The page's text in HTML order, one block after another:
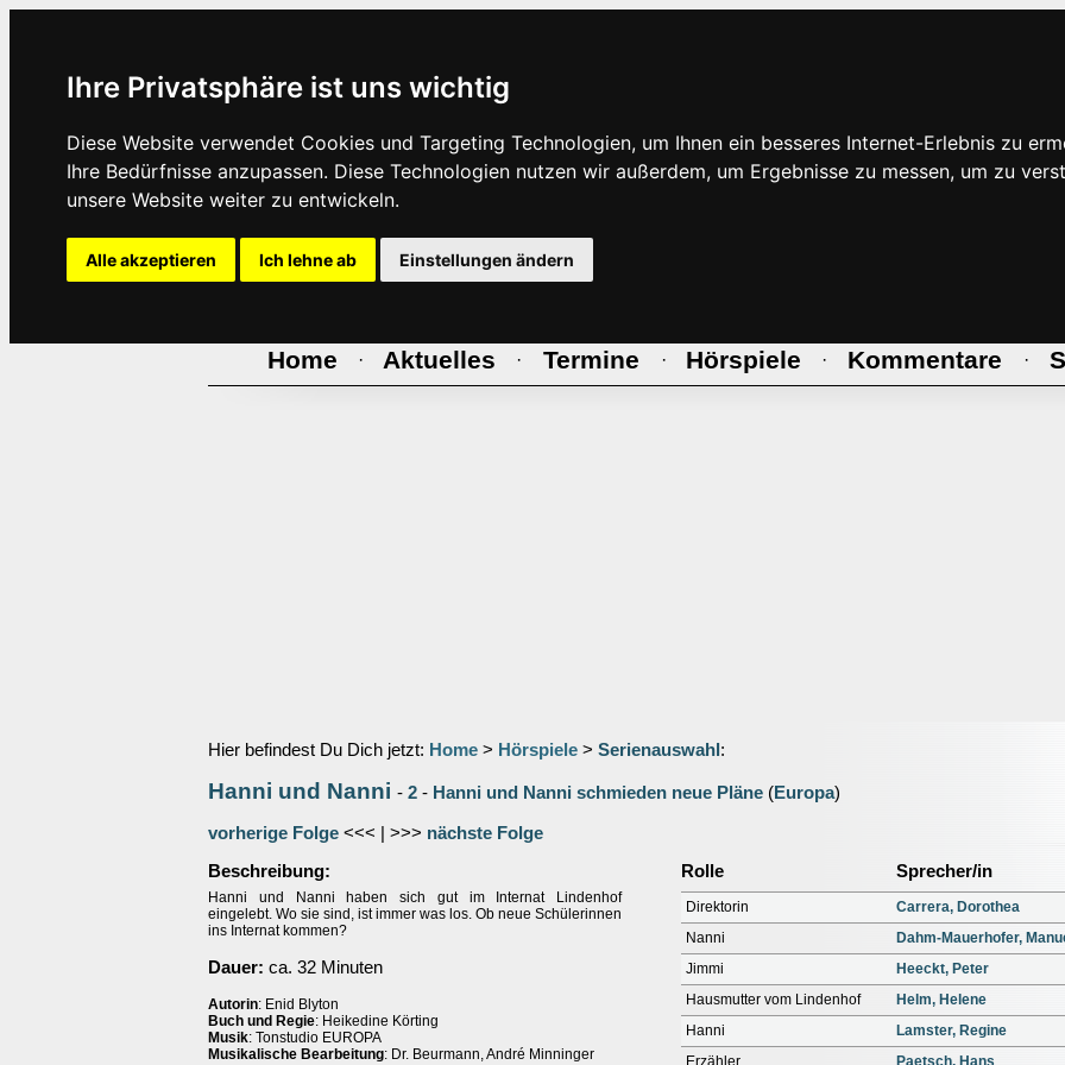
Ihre Privatsphäre ist uns wichtig
Diese Website verwendet Cookies und Targeting Technologien, um Ihnen ein besseres Internet-Erlebnis zu
Ihre Bedürfnisse anzupassen. Diese Technologien nutzen wir außerdem, um Ergebnisse zu messen, um zu
unsere Website weiter zu entwickeln.
Alle akzeptieren Ich lehne ab Einstellungen ändern
Home · Aktuelles · Termine · Hörspiele · Kommentare ·
Hier befindest Du Dich jetzt: Home > Hörspiele > Serienauswahl :
Hanni und Nanni - 2 - Hanni und Nanni schmieden neue Pläne (Europa)
vorherige Folge <<< | >>> nächste Folge
Beschreibung:
Hanni und Nanni haben sich gut im Internat Lindenhof
eingelebt. Wo sie sind, ist immer was los. Ob neue Schülerinnen
ins Internat kommen?
Dauer: ca. 32 Minuten
Autorin: Enid Blyton
Buch und Regie: Heikedine Körting
Musik: Tonstudio EUROPA
Musikalische Bearbeitung: Dr. Beurmann, André Minninger
Rolle Sprecher/in
Direktorin
Carrera, Dorothea
Nanni
Dahm-Mauerhofer,
Jimmi
Heeckt, Peter
Hausmutter vom Lindenhof
Helm, Helene
Hanni
Lamster, Regine
Erzähler
Paetsch, Hans